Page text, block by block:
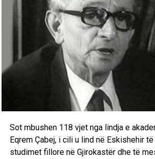
Sot mbushen 118 vjet nga lindja e
Eqrem Çabej, i cili u lind në Eskishehir
studimet fillore në Gjirokastër dhe të